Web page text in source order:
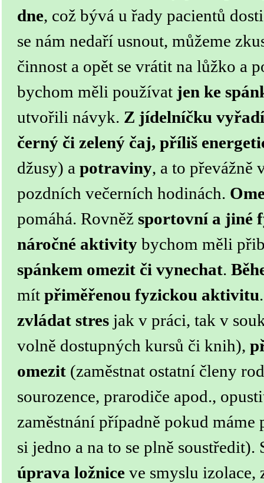
dne, což bývá u řady pacientů
se nám nedaří usnout, můžeme
činnost a opět se vrátit na lůžko a
bychom měli používat jen ke
utvořili návyk. Z jídelníčku
černý či zelený čaj, příliš
džusy) a potraviny, a to převážně
pozdních večerních hodinách.
pomáhá. Rovněž sportovní a jiné
náročné aktivity bychom měli
spánkem omezit či vynechat.
mít přiměřenou fyzickou aktivitu
zvládat stres jak v práci, tak v
volně dostupných kursů či knih),
omezit (zaměstnat ostatní členy
sourozence, prarodiče apod.,
zaměstnání případně pokud
si jedno a na to se plně soustředit).
úprava ložnice ve smyslu